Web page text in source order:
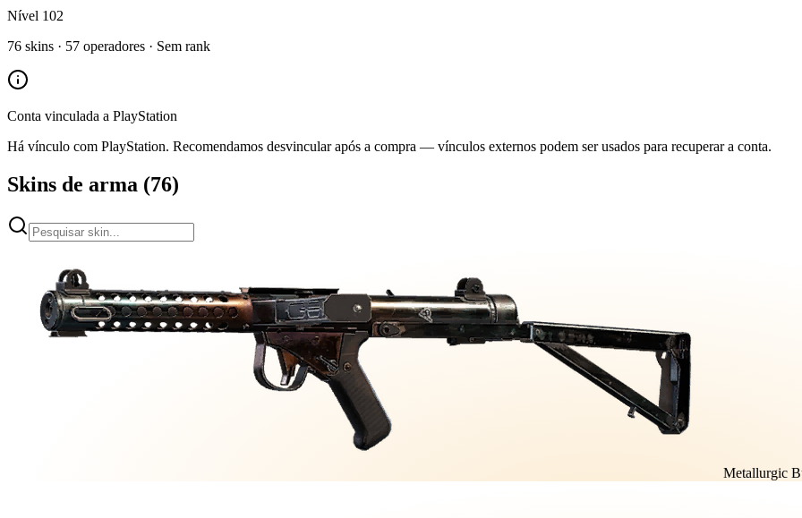
Nível 102
76 skins · 57 operadores · Sem rank
Conta vinculada a PlayStation
Há vínculo com PlayStation. Recomendamos desvincular após a compra — vínculos externos podem ser usados para recuperar a conta.
Skins de arma (76)
Metallurgic